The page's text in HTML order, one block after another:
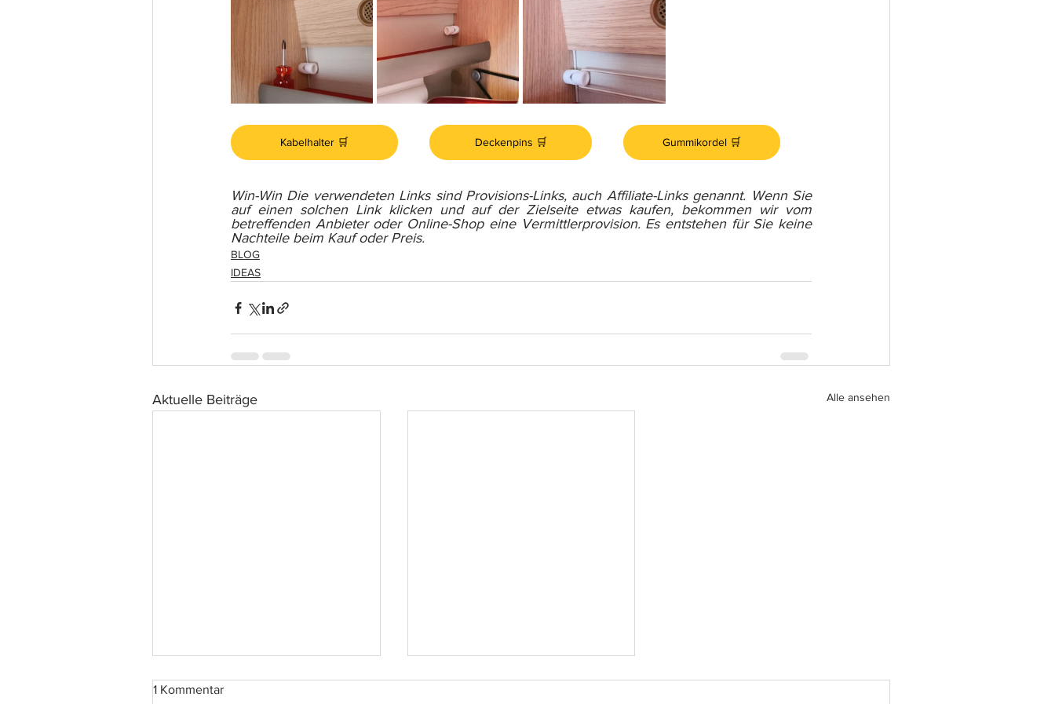
Kabelhalter 🛒 Deckenpins 🛒 Gummikordel 🛒
Win-Win Die verwendeten Links sind Provisions-Links, auch Affiliate-Links genannt. Wenn Sie
auf einen solchen Link klicken und auf der Zielseite etwas kaufen, bekommen wir vom
betreffenden Anbieter oder Online-Shop eine Vermittlerprovision. Es entstehen für Sie keine
Nachteile beim Kauf oder Preis.
BLOG
IDEAS
Aktuelle Beiträge Alle ansehen
1 Kommentar